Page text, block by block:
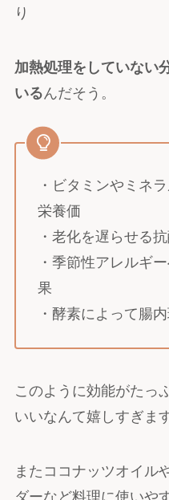
り
加熱処理をしていない
いるんだそう。
・ビタミンやミネ
栄養価
・老化を遅らせる
・季節性アレルギ
果
・酵素によって腸
このように効能がたっ
いいなんて嬉しすぎま
またココナッツオイル